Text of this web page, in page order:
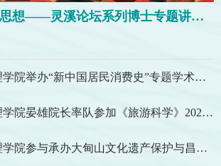
聚焦文旅，交流思想——灵溪论坛系列博士专题讲座开讲啦！
旅游与酒店管理学院举办“新中国居民消费史”专题学术讲座
旅游与酒店管理学院晏雄院长率队参加《旅游科学》2024年年会
旅游与酒店管理学院参与承办大甸山文化遗产保护与昌宁旅游高质量发展研讨会